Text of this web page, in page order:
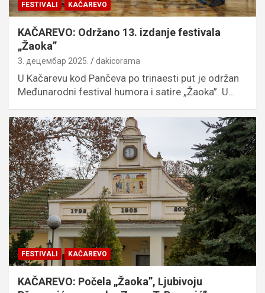
FESTIVALI KAČAREVO
KAČAREVO: Održano 13. izdanje festivala
„Žaoka”
3. децембар 2025. dakicorama
U Kačarevu kod Pančeva po trinaesti put je održan
Međunarodni festival humora i satire „Žaoka”. U…
FESTIVALI KAČAREVO
KAČAREVO: Počela „Žaoka”, Ljubivoju